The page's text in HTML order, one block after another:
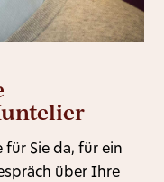
für Sie da, für ein
über Ihre